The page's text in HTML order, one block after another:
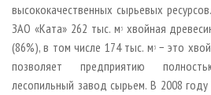
высококачественных сырьевых
ЗАО «Ката» 262 тыс. м 3хвойная
(86%), в том числе 174 тыс. м 3− это
позволяет предприятию
лесопильный завод сырьем. В 2008